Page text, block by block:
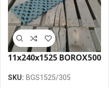
11x240x1525 BOROX500
sietveida 305
SKU: BGS1525/305